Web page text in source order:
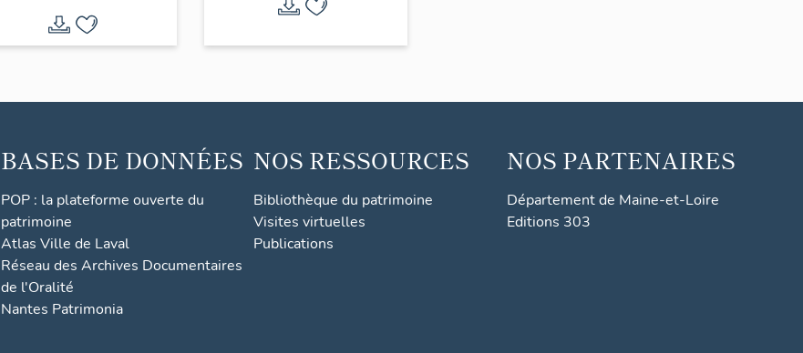
BASES DE DONNÉES
POP : la plateforme ouverte du
patrimoine
Atlas Ville de Laval
Réseau des Archives Documentaires
de l'Oralité
Nantes Patrimonia
NOS RESSOURCES
Bibliothèque du patrimoine
Visites virtuelles
Publications
NOS PARTENAIRES
Département de Maine-et-Loire
Editions 303